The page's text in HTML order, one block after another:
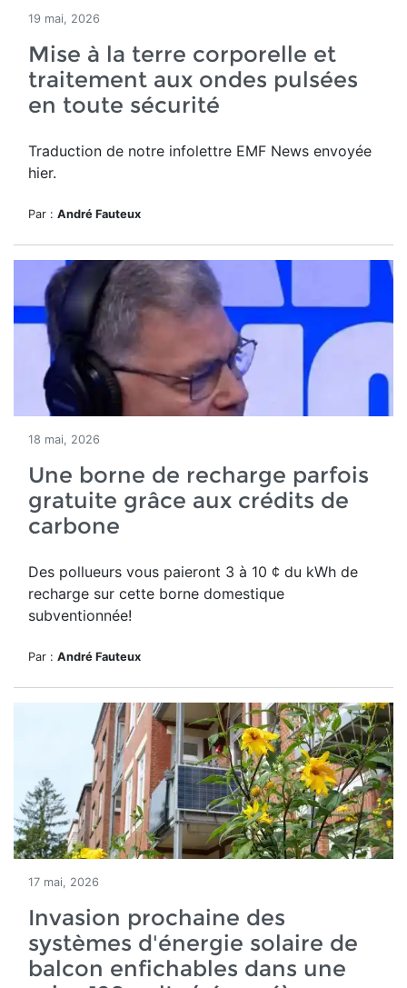
19 mai, 2026
Mise à la terre corporelle et
traitement aux ondes pulsées
en toute sécurité
Traduction de notre infolettre EMF News envoyée
hier.
Par : André Fauteux
18 mai, 2026
Une borne de recharge parfois
gratuite grâce aux crédits de
carbone
Des pollueurs vous paieront 3 à 10 ¢ du kWh de
recharge sur cette borne domestique
subventionnée!
Par : André Fauteux
17 mai, 2026
Invasion prochaine des
systèmes d'énergie solaire de
balcon enfichables dans une